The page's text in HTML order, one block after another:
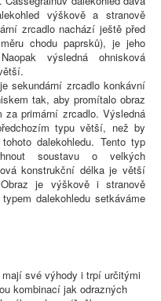
výškově a stranově
zrcadlo nachází ještě před
chodu paprsků), je jeho
výsledná ohnisková
sekundární zrcadlo konkávní
tak, aby promítalo obraz
za primární zrcadlo. Výsledná
typu větší, než by
dalekohledu. Tento typ
soustavu o velkých
konstrukční délka je větší
je výškově i stranově
dalekohledu setkáváme
své výhody i trpí určitými
kombinací jak odrazných